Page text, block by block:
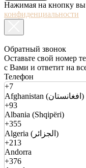
Нажимая на кнопку вы
конфиденциальности
Обратный звонок
Оставьте свой номер
с Вами и ответит на
Телефон
+7
Afghanistan (افغانستان)
+93
Albania (Shqipëri)
+355
Algeria (الجزائر)
+213
Andorra
+376